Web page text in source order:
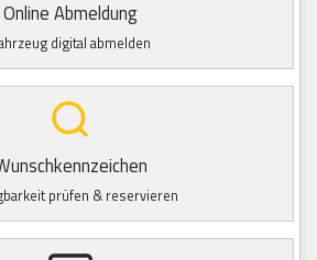
Online Abmeldung
digital abmelden
prüfen & reservieren